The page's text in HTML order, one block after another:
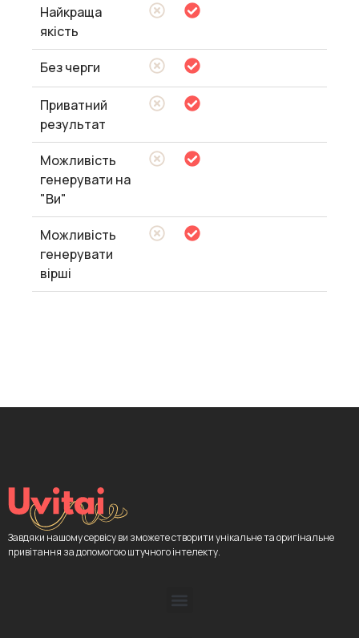
Найкраща
якість
Без черги
Приватний
результат
Можливість
генерувати на
"Ви"
Можливість
генерувати
вірші
Завдяки нашому сервісу ви зможете створити унікальне та оригінальне
привітання за допомогою штучного інтелекту.